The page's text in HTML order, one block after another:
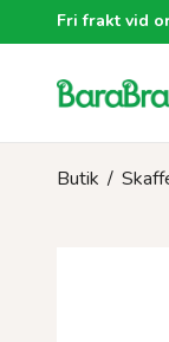
Fri frakt vid
Butik /